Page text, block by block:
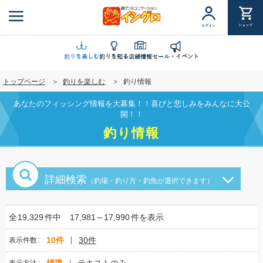
ン
に
移
動
ログイン ショップ
釣りを楽しむ釣りを知る店舗情報セール・イベント
トップページ 釣りを楽しむ 釣り情報
あなたのフィッシング情報を大募集！！喜びと悲しみをみんなに大公
開！！
釣り情報
詳細検索 （釣場・釣り方・釣魚が選択できます）
全19,329件中 17,981～17,990件を表示
表示件数 10件 30件